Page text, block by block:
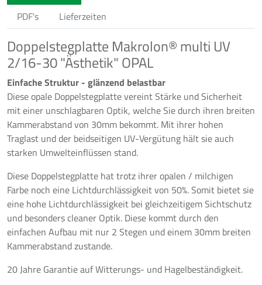
PDF's
Lieferzeiten
Doppelstegplatte Makrolon® multi UV
2/16-30 "Ästhetik" OPAL
Einfache Struktur - glänzend belastbar
Diese opale Doppelstegplatte vereint Stärke und Sicherheit
mit einer unschlagbaren Optik, welche Sie durch ihren breiten
Kammerabstand von 30mm bekommt. Mit ihrer hohen
Traglast und der beidseitigen UV-Vergütung hält sie auch
starken Umwelteinflüssen stand.
Diese Doppelstegplatte hat trotz ihrer opalen / milchigen
Farbe noch eine Lichtdurchlässigkeit von 50%. Somit bietet sie
eine hohe Lichtdurchlässigkeit bei gleichzeitigem Sichtschutz
und besonders cleaner Optik. Diese kommt durch den
einfachen Aufbau mit nur 2 Stegen und einem 30mm breiten
Kammerabstand zustande.
20 Jahre Garantie auf Witterungs- und Hagelbeständigkeit.